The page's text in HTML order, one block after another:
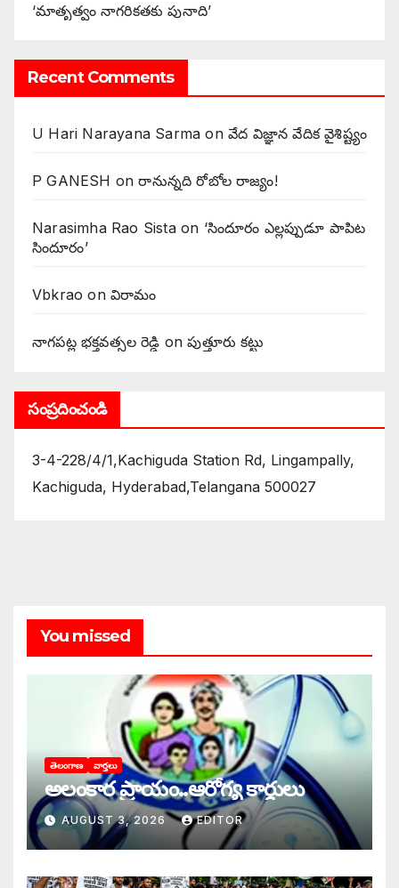
‘మాతృత్వం నాగరికతకు పునాది’
Recent Comments
U Hari Narayana Sarma onవేద విజ్ఞాన వేదిక వైశిష్ట్యం
P GANESH on‌రానున్నది రోబోల రాజ్యం!
Narasimha Rao Sistaon ‘సిందూరం ఎల్లప్పుడూ పాపిట
సిందూరం’
Vbkrao onవిరామం
నాగపట్ల భక్తవత్సల రెడ్డి onపుత్తూరు కట్టు
సంప్రదించండి
3-4-228/4/1,Kachiguda Station Rd, Lingampally,
Kachiguda, Hyderabad,Telangana 500027
You missed
తెలంగాణ వార్తలు
అలంకార ప్రాయం..ఆరోగ్య కార్డులు
AUGUST 3, 2026 EDITOR